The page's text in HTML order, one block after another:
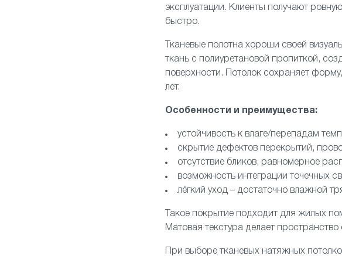
эксплуатации. Клиенты получают
быстро.
Тканевые полотна хороши своей
ткань с полиуретановой пропиткой,
поверхности. Потолок сохраняет
лет.
Особенности и преимущества:
устойчивость к влаге/перепадам
скрытие дефектов перекрытий,
отсутствие бликов, равномерное
возможность интеграции точечных
лёгкий уход – достаточно влажной
Такое покрытие подходит для жилых
Матовая текстура делает
При выборе тканевых натяжных